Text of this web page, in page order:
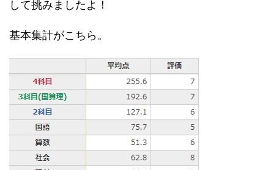
して挑みましたよ！
基本集計がこちら。